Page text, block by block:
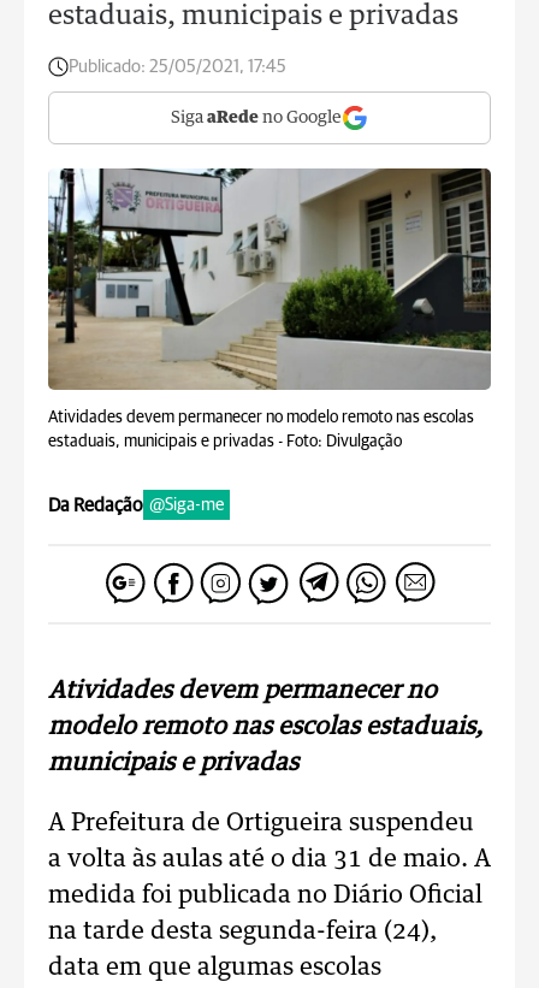
estaduais, municipais e privadas
Publicado: 25/05/2021, 17:45
Siga aRede no Google
Atividades devem permanecer no modelo remoto nas escolas
estaduais, municipais e privadas - Foto: Divulgação
Da Redação @Siga-me
Atividades devem permanecer no
modelo remoto nas escolas estaduais,
municipais e privadas
A Prefeitura de Ortigueira suspendeu
a volta às aulas até o dia 31 de maio. A
medida foi publicada no Diário Oficial
na tarde desta segunda-feira (24),
data em que algumas escolas